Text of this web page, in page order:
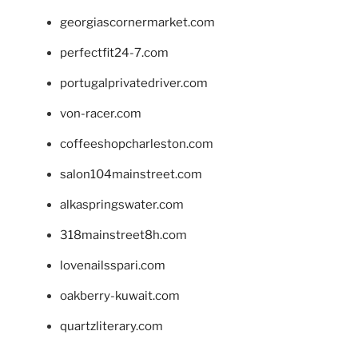
georgiascornermarket.com
perfectfit24-7.com
portugalprivatedriver.com
von-racer.com
coffeeshopcharleston.com
salon104mainstreet.com
alkaspringswater.com
318mainstreet8h.com
lovenailsspari.com
oakberry-kuwait.com
quartzliterary.com